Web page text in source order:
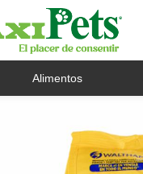
Alimentos